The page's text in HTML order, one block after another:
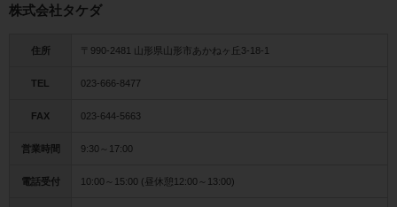
株式会社タケダ
住所 〒990-2481 山形県山形市あかねヶ丘3-18-1
TEL 023-666-8477
FAX 023-644-5663
営業時間 9:30～17:00
電話受付 10:00～15:00 (昼休憩12:00～13:00)